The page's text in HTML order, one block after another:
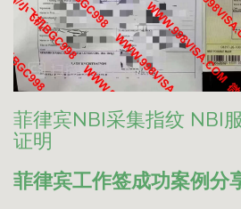
菲律宾NBI采集指纹 NBI
证明
菲律宾工作签成功案例分